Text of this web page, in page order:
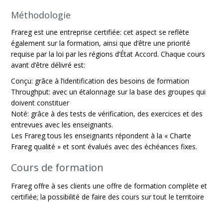
Méthodologie
Frareg est une entreprise certifiée: cet aspect se reflète
également sur la formation, ainsi que d’être une priorité
requise par la loi par les régions d’État Accord. Chaque cours
avant d’être délivré est:
Conçu: grâce à l’identification des besoins de formation
Throughput: avec un étalonnage sur la base des groupes qui
doivent constituer
Noté: grâce à des tests de vérification, des exercices et des
entrevues avec les enseignants.
Les Frareg tous les enseignants répondent à la « Charte
Frareg qualité » et sont évalués avec des échéances fixes.
Cours de formation
Frareg offre à ses clients une offre de formation complète et
certifiée; la possibilité de faire des cours sur tout le territoire